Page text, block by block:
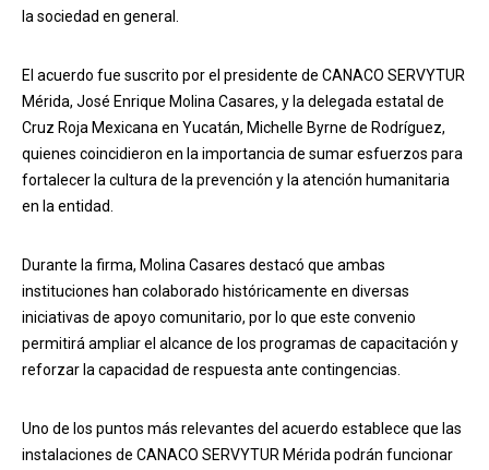
la sociedad en general.
El acuerdo fue suscrito por el presidente de CANACO SERVYTUR
Mérida, José Enrique Molina Casares, y la delegada estatal de
Cruz Roja Mexicana en Yucatán, Michelle Byrne de Rodríguez,
quienes coincidieron en la importancia de sumar esfuerzos para
fortalecer la cultura de la prevención y la atención humanitaria
en la entidad.
Durante la firma, Molina Casares destacó que ambas
instituciones han colaborado históricamente en diversas
iniciativas de apoyo comunitario, por lo que este convenio
permitirá ampliar el alcance de los programas de capacitación y
reforzar la capacidad de respuesta ante contingencias.
Uno de los puntos más relevantes del acuerdo establece que las
instalaciones de CANACO SERVYTUR Mérida podrán funcionar